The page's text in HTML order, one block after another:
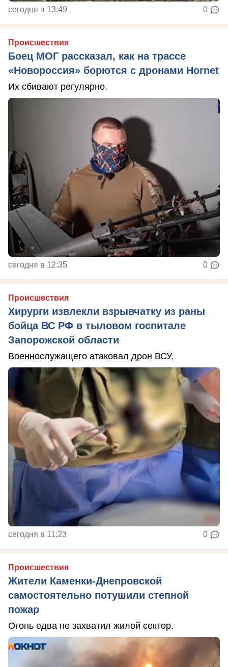
сегодня в 13:49 0
Происшествия
Боец МОГ рассказал, как на трассе
«Новороссия» борются с дронами Hornet
Их сбивают регулярно.
сегодня в 12:35 0
Происшествия
Хирурги извлекли взрывчатку из раны
бойца ВС РФ в тыловом госпитале
Запорожской области
Военнослужащего атаковал дрон ВСУ.
сегодня в 11:23 0
Происшествия
Жители Каменки-Днепровской
самостоятельно потушили степной
пожар
Огонь едва не захватил жилой сектор.